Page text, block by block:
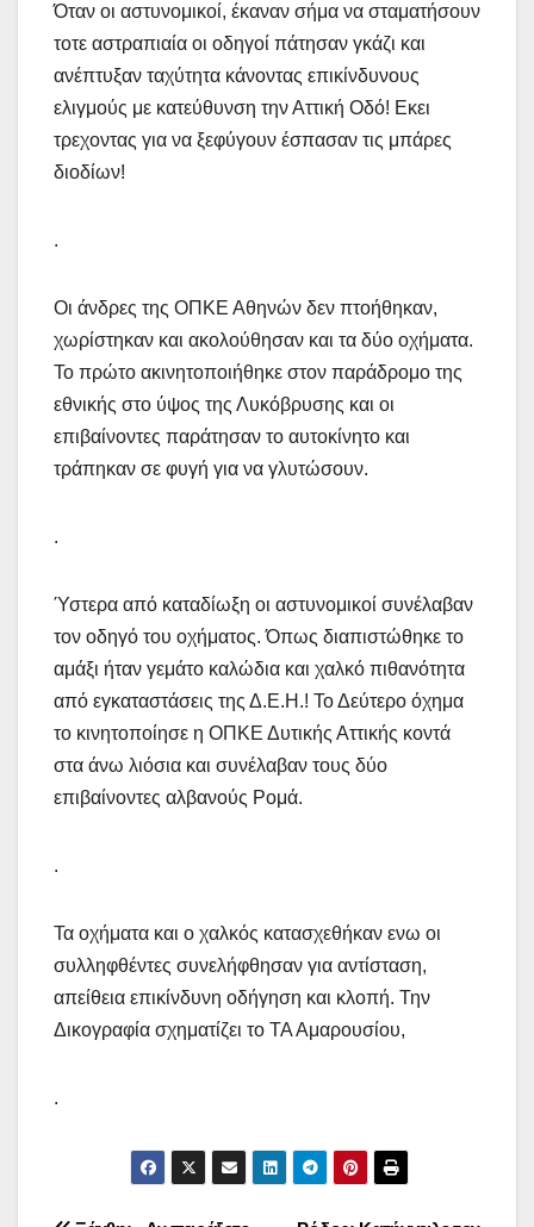
Όταν οι αστυνομικοί, έκαναν σήμα να σταματήσουν
τοτε αστραπιαία οι οδηγοί πάτησαν γκάζι και
ανέπτυξαν ταχύτητα κάνοντας επικίνδυνους
ελιγμούς με κατεύθυνση την Αττική Οδό! Εκει
τρεχοντας για να ξεφύγουν έσπασαν τις μπάρες
διοδίων!
.
Οι άνδρες της ΟΠΚΕ Αθηνών δεν πτοήθηκαν,
χωρίστηκαν και ακολούθησαν και τα δύο οχήματα.
Το πρώτο ακινητοποιήθηκε στον παράδρομο της
εθνικής στο ύψος της Λυκόβρυσης και οι
επιβαίνοντες παράτησαν το αυτοκίνητο και
τράπηκαν σε φυγή για να γλυτώσουν.
.
Ύστερα από καταδίωξη οι αστυνομικοί συνέλαβαν
τον οδηγό του οχήματος. Όπως διαπιστώθηκε το
αμάξι ήταν γεμάτο καλώδια και χαλκό πιθανότητα
από εγκαταστάσεις της Δ.Ε.Η.! Το Δεύτερο όχημα
το κινητοποίησε η ΟΠΚΕ Δυτικής Αττικής κοντά
στα άνω λιόσια και συνέλαβαν τους δύο
επιβαίνοντες αλβανούς Ρομά.
.
Τα οχήματα και ο χαλκός κατασχεθήκαν ενω οι
συλληφθέντες συνελήφθησαν για αντίσταση,
απείθεια επικίνδυνη οδήγηση και κλοπή. Την
Δικογραφία σχηματίζει το ΤΑ Αμαρουσίου,
.